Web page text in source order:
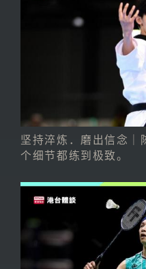
坚持淬炼．磨出信念｜
个细节都练到极致。